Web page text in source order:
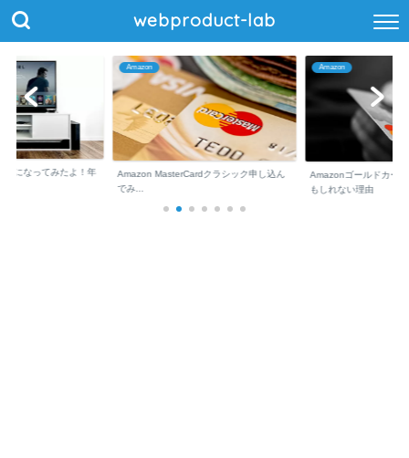
webproduct-lab
員になってみたよ！年
Amazon
Amazon MasterCardクラシック申し込ん
でみ...
Amazon
Amazonゴールドカー
もしれない理由